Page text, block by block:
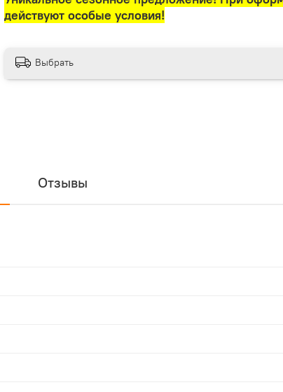
действуют особые условия!
Выбрать
Отзывы